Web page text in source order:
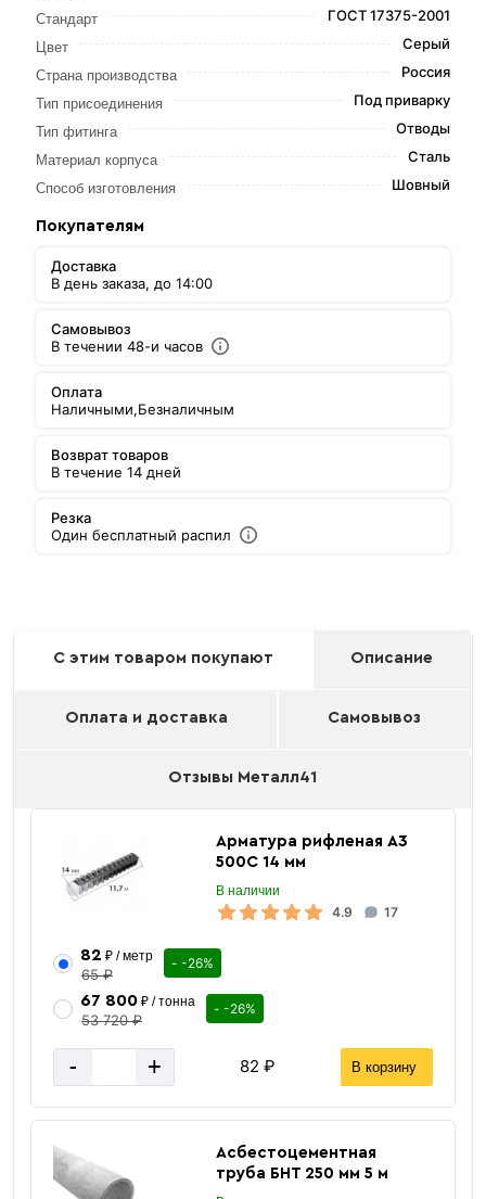
Стандарт ГОСТ 17375-2001
Цвет Серый
Страна производства Россия
Тип присоединения Под приварку
Тип фитинга Отводы
Материал корпуса Сталь
Способ изготовления Шовный
Покупателям
Доставка
В день заказа, до 14:00
Самовывоз
В течении 48-и часов
Оплата
Наличными,Безналичным
Возврат товаров
В течение 14 дней
Резка
Один бесплатный распил
С этим товаром покупают Описание
Оплата и доставка Самовывоз
Отзывы Металл41
Арматура рифленая А3
500С 14 мм
В наличии
4.9 17
82 ₽ / метр
65 ₽
- -26%
67 800₽ / тонна
53 720 ₽
- -26%
- + 82 ₽ В корзину
Асбестоцементная
труба БНТ 250 мм 5 м